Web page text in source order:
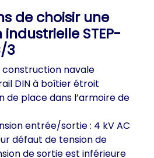
de choisir une
STEP-
3
navale
DIN à boîtier étroit
de place dans l’armoire de
entrée/sortie : 4 kV AC
défaut de tension de
de sortie est inférieure